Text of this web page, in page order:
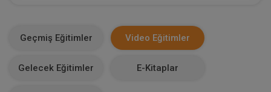
0
Geçmiş Eğitimler Video Eğitimler
Gelecek Eğitimler E-Kitaplar